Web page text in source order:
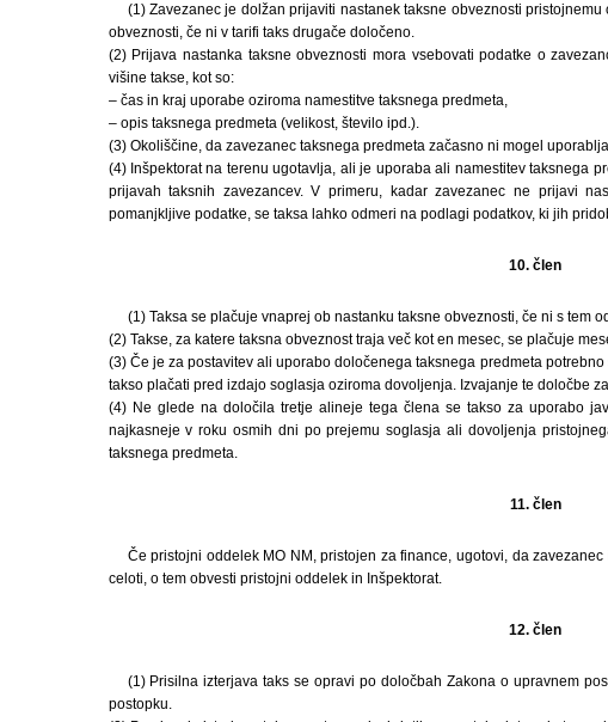
(1) Zavezanec je dolžan prijaviti nastanek taksne obveznosti
obveznosti, če ni v tarifi taks drugače določeno.
(2) Prijava nastanka taksne obveznosti mora vsebovati podatke o
višine takse, kot so:
– čas in kraj uporabe oziroma namestitve taksnega predmeta,
– opis taksnega predmeta (velikost, število ipd.).
(3) Okoliščine, da zavezanec taksnega predmeta začasno ni mogel
(4) Inšpektorat na terenu ugotavlja, ali je uporaba ali namestitev taksnega
prijavah taksnih zavezancev. V primeru, kadar zavezanec ne prijavi
pomanjkljive podatke, se taksa lahko odmeri na podlagi podatkov, ki jih
10. člen
(1) Taksa se plačuje vnaprej ob nastanku taksne obveznosti, če ni s tem
(2) Takse, za katere taksna obveznost traja več kot en mesec, se plačuje
(3) Če je za postavitev ali uporabo določenega taksnega predmeta
takso plačati pred izdajo soglasja oziroma dovoljenja. Izvajanje te določbe
(4) Ne glede na določila tretje alineje tega člena se takso za uporabo
najkasneje v roku osmih dni po prejemu soglasja ali dovoljenja
taksnega predmeta.
11. člen
Če pristojni oddelek MO NM, pristojen za finance, ugotovi, da
celoti, o tem obvesti pristojni oddelek in Inšpektorat.
12. člen
(1) Prisilna izterjava taks se opravi po določbah Zakona o upravnem
postopku.